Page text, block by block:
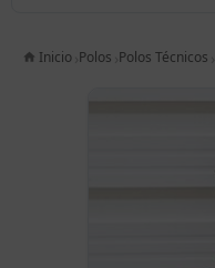
Inicio Polos Polos Técnicos